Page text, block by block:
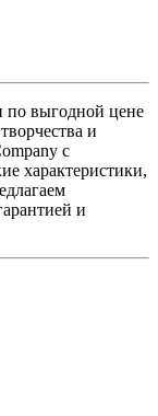
по выгодной цене
и
с
характеристики,
и